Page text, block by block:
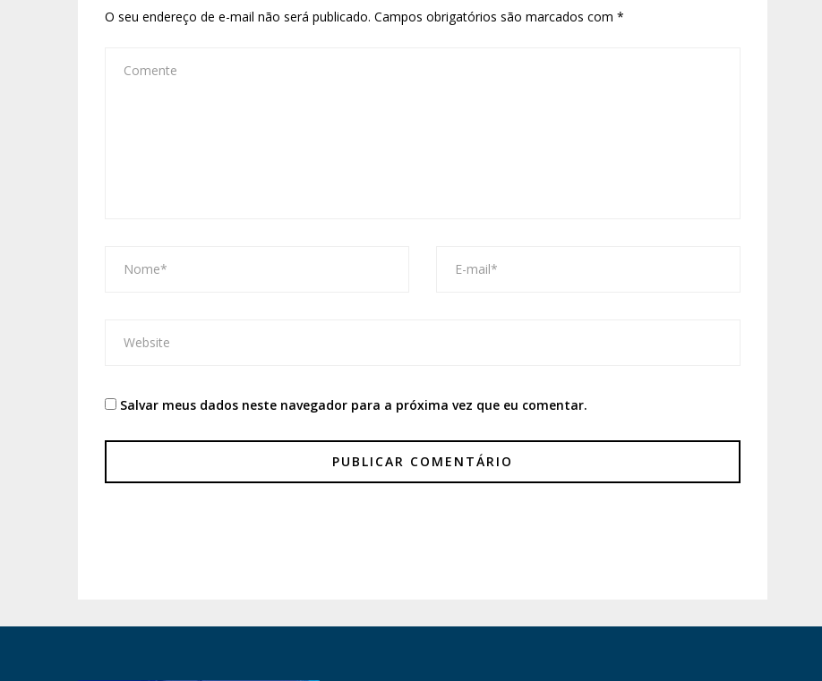
O seu endereço de e-mail não será publicado. Campos obrigatórios são marcados com *
Salvar meus dados neste navegador para a próxima vez que eu comentar.